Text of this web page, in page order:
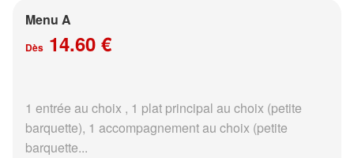
Menu A
Dès 14.60 €
1 entrée au choix , 1 plat principal au choix (petite
barquette), 1 accompagnement au choix (petite
barquette...